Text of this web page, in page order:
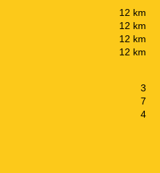
12 km
12 km
12 km
12 km
3
7
4